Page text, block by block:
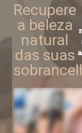
Recupere
a beleza
natural
das suas